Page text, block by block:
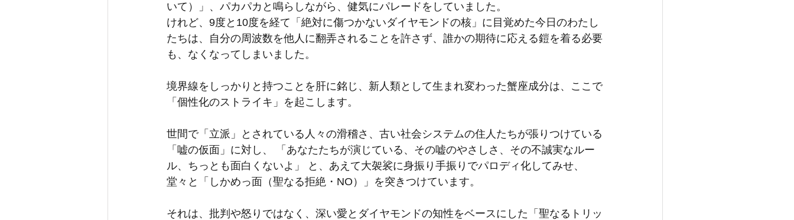
いて）」、パカパカと鳴らしながら、健気にパレードをしていました。
けれど、9度と10度を経て「絶対に傷つかないダイヤモンドの核」に目覚めた今日のわたし
たちは、自分の周波数を他人に翻弄されることを許さず、誰かの期待に応える鎧を着る必要
も、なくなってしまいました。
境界線をしっかりと持つことを肝に銘じ、新人類として生まれ変わった蟹座成分は、ここで
「個性化のストライキ」を起こします。
世間で「立派」とされている人々の滑稽さ、古い社会システムの住人たちが張りつけている
「嘘の仮面」に対し、 「あなたたちが演じている、その嘘のやさしさ、その不誠実なルー
ル、ちっとも面白くないよ」 と、あえて大袈裟に身振り手振りでパロディ化してみせ、
堂々と「しかめっ面（聖なる拒絶・NO）」を突きつけています。
それは、批判や怒りではなく、深い愛とダイヤモンドの知性をベースにした「聖なるトリッ